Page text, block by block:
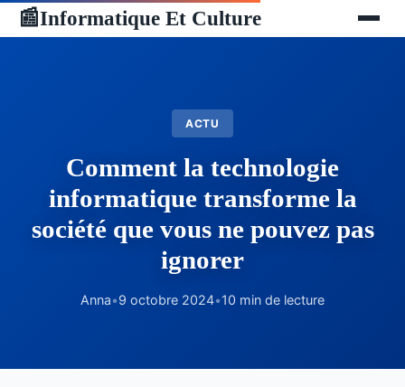
📰Informatique Et Culture
ACTU
Comment la technologie
informatique transforme la
société que vous ne pouvez pas
ignorer
Anna•9 octobre 2024•10 min de lecture